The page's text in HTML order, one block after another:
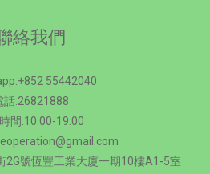
絡我們
55442040
話:26821888
間:10:00-19:00
2G號恆豐工業大廈一期10樓A1-5室